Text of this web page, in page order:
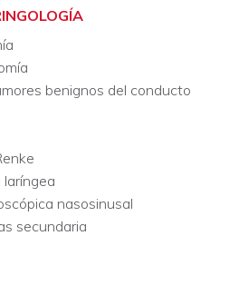
benignos del conducto
laríngea
nasosinusal
secundaria